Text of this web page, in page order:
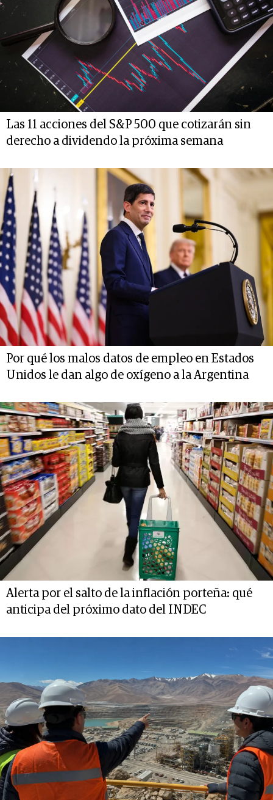
Las 11 acciones del S&P 500 que cotizarán sin
derecho a dividendo la próxima semana
Por qué los malos datos de empleo en Estados
Unidos le dan algo de oxígeno a la Argentina
Alerta por el salto de la inflación porteña: qué
anticipa del próximo dato del INDEC